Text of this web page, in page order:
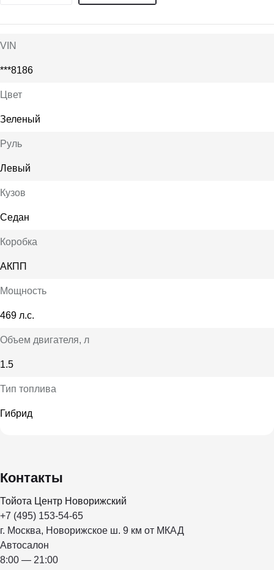
VIN
***8186
Цвет
Зеленый
Руль
Левый
Кузов
Седан
Коробка
АКПП
Мощность
469 л.с.
Объем двигателя, л
1.5
Тип топлива
Гибрид
Контакты
Тойота Центр Новорижский
+7 (495) 153-54-65
г. Москва, Новорижское ш. 9 км от МКАД
Автосалон
8:00 — 21:00